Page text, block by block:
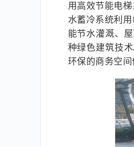
用高效节能电
水蓄冷系统利
能节水灌溉、
种绿色建筑技
环保的商务空间